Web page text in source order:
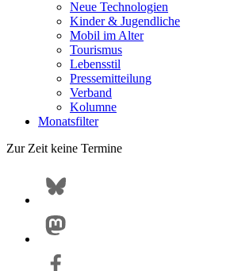
Neue Technologien
Kinder & Jugendliche
Mobil im Alter
Tourismus
Lebensstil
Pressemitteilung
Verband
Kolumne
Monatsfilter
Zur Zeit keine Termine